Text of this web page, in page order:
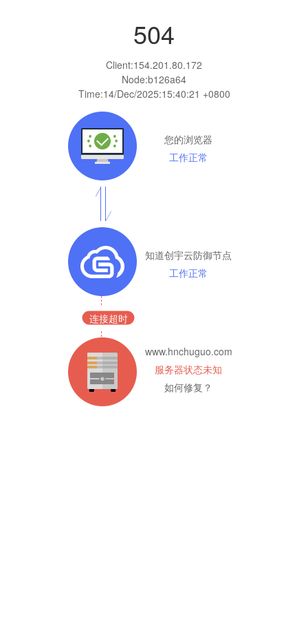
504
Client:154.201.80.172
Node:b126a64
Time:14/Dec/2025:15:40:21 +0800
您的浏览器
工作正常
知道创宇云防御节点
工作正常
连接超时
www.hnchuguo.com
服务器状态未知
如何修复？